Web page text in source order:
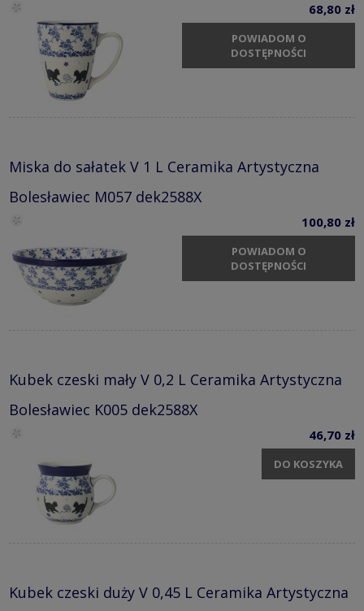
68,80 zł
POWIADOM O
DOSTĘPNOŚCI
Miska do sałatek V 1 L Ceramika Artystyczna
Bolesławiec M057 dek2588X
100,80 zł
POWIADOM O
DOSTĘPNOŚCI
Kubek czeski mały V 0,2 L Ceramika Artystyczna
Bolesławiec K005 dek2588X
46,70 zł
DO KOSZYKA
Kubek czeski duży V 0,45 L Ceramika Artystyczna